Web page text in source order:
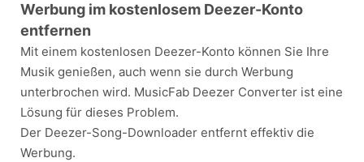
Werbung im kostenlosem Deezer-Konto
entfernen
Mit einem kostenlosen Deezer-Konto können Sie Ihre
Musik genießen, auch wenn sie durch Werbung
unterbrochen wird. MusicFab Deezer Converter ist eine
Lösung für dieses Problem.
Der Deezer-Song-Downloader entfernt effektiv die
Werbung.